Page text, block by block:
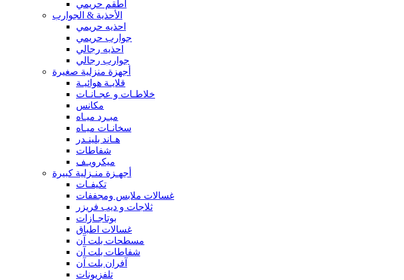
اطقم حريمي
الأحذية & الجوارب
احذيه حريمي
جوارب حريمي
احذيه رجالي
جوارب رجالي
أجهزة منزلية صغيرة
قلايـة هوائيـة
خلاطـات و عجـانـات
مكانس
مبـرد ميـاه
سخانـات ميـاه
هـاند بلينـدر
شفاطات
ميكرويـف
أجهـزة منـزلية كبيرة
تكيفـات
غسالات ملابس ومجففات
ثلاجات و ديب فريزر
بوتاجـازات
غسالات اطباق
مسطحات بلت آن
شفاطات بلت آن
آفران بلت آن
تلفزيونات